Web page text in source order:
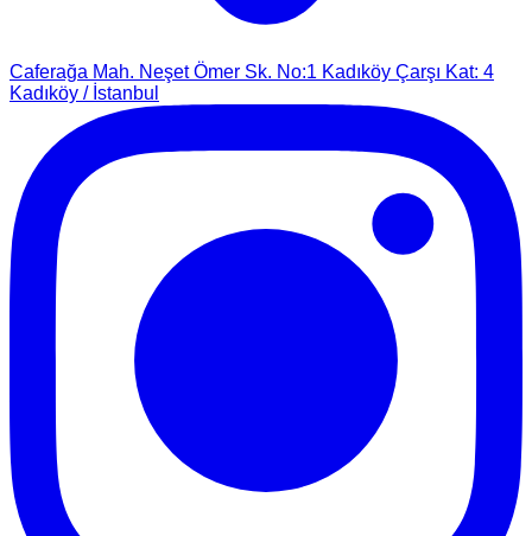
Caferağa Mah. Neşet Ömer Sk. No:1 Kadıköy Çarşı Kat: 4
Kadıköy / İstanbul